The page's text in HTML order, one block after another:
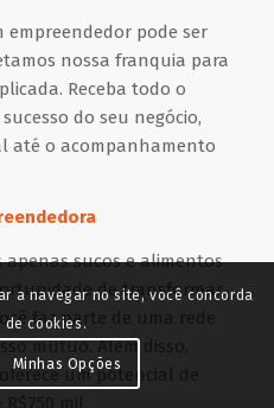
empreendedor pode ser
nossa franquia para
Receba todo o
do seu negócio,
até o acompanhamento
apenas sucos e alimentos
de transformar
faz parte de uma rede
mútuo. Além disso,
um potencial de
a navegar no site, você concorda
de cookies.
Minhas Opções